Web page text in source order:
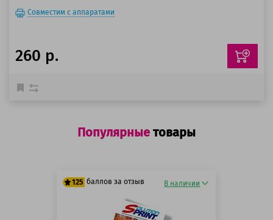
Совместим с аппаратами
260 р.
Популярные товары
125 баллов за отзыв
125 баллов
В наличии